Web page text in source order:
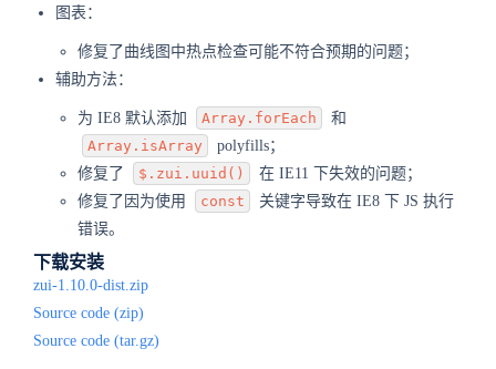
图表：
修复了曲线图中热点检查可能不符合预期的问题；
辅助方法：
为 IE8 默认添加 Array.forEach
和
Array.isArray
polyfills；
修复了
$.zui.uuid()
在 IE11 下失效的问题；
修复了因为使用
const
关键字导致在 IE8 下 JS 执行
错误。
下载安装
zui-1.10.0-dist.zip
Source code (zip)
Source code (tar.gz)